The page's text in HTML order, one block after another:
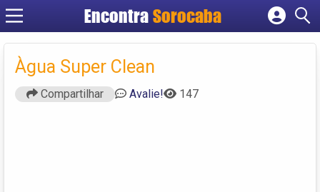
EncontraSorocaba
Cadastrar empresa
Criar conta
Àgua Super Clean
Compartilhar Avalie! 147